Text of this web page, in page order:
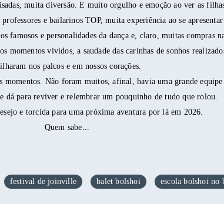
muita diversão. E muito orgulho e emoção ao ver as
e bailarinos TOP, muita experiência ao se
e personalidades da dança e, claro, muitas compras
momentos vividos, a saudade das carinhas de sonhos
nos palcos e em nossos corações.
momentos. Não foram muitos, afinal, havia uma grande
dá para reviver e relembrar um pouquinho de tudo que rolou.
e torcida para uma próxima aventura por lá em 2026.
Quem sabe...
festival de joinville balet bolshoi escola bolshoi no